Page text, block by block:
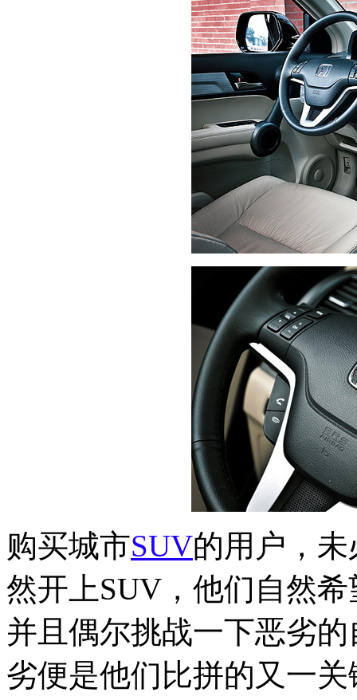
购买城市SUV的用户，
然开上SUV，他们自然
并且偶尔挑战一下恶劣
劣便是他们比拼的又一